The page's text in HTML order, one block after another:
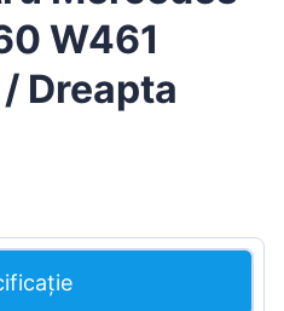
W461
Dreapta